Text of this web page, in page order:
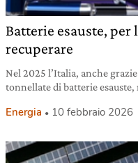
Batterie esauste, per
recuperare
Nel 2025 l’Italia, anche
tonnellate di batterie
Energia 10 febbraio 2026